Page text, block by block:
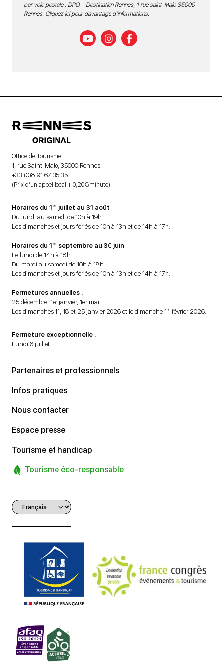
par voie postale : DPO – Destination Rennes, 1 rue saint-Malo 35000
Rennes. Cliquez ici pour davantage d’informations.
Office de Tourisme
1, rue Saint-Malo, 35000 Rennes
+33 (0)8 91 67 35 35
(Prix d’un appel local + 0,20€/minute)
Horaires du 1er juillet au 31 août
Du lundi au samedi de 10h à 19h.
Les dimanches et jours fériés de 10h à 13h et de 14h à 17h.
Horaires du 1er septembre au 30 juin
Le lundi de 14h à 18h.
Du mardi au samedi de 10h à 18h.
Les dimanches et jours fériés de 10h à 13h et de 14h à 17h.
Fermetures annuelles :
25 décembre, 1er janvier, 1er mai
Les dimanches 11, 18 et 25 janvier 2026 et le dimanche 1er février 2026.
Fermeture exceptionnelle :
Lundi 6 juillet
Partenaires et professionnels
Infos pratiques
Nous contacter
Espace presse
Tourisme et handicap
Tourisme éco-responsable